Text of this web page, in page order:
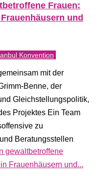
Frauen:
und
Konvention
mit der
Benne, der
Gleichstellungspolitik,
Projektes Ein Team
zu
Beratungsstellen
gewaltbetroffene
Frauenhäusern und...